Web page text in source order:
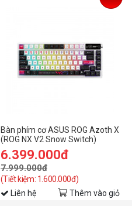
Bàn phím cơ ASUS ROG Azoth X
(ROG NX V2 Snow Switch)
6.399.000đ
7.999.000đ
(Tiết kiệm: 1.600.000đ)
Liên hệ Thêm vào giỏ